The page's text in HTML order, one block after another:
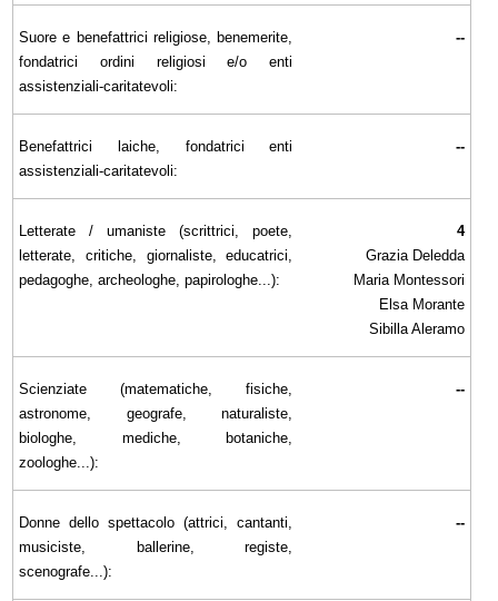
Suore e benefattrici religiose, benemerite,
fondatrici ordini religiosi e/o enti
assistenziali-caritatevoli:
--
Benefattrici laiche, fondatrici enti
assistenziali-caritatevoli:
--
Letterate / umaniste (scrittrici, poete,
letterate, critiche, giornaliste, educatrici,
pedagoghe, archeologhe, papirologhe...):
4
Grazia Deledda
Maria Montessori
Elsa Morante
Sibilla Aleramo
Scienziate (matematiche, fisiche,
astronome, geografe, naturaliste,
biologhe, mediche, botaniche,
zoologhe...):
--
Donne dello spettacolo (attrici, cantanti,
musiciste, ballerine, registe,
scenografe...):
--